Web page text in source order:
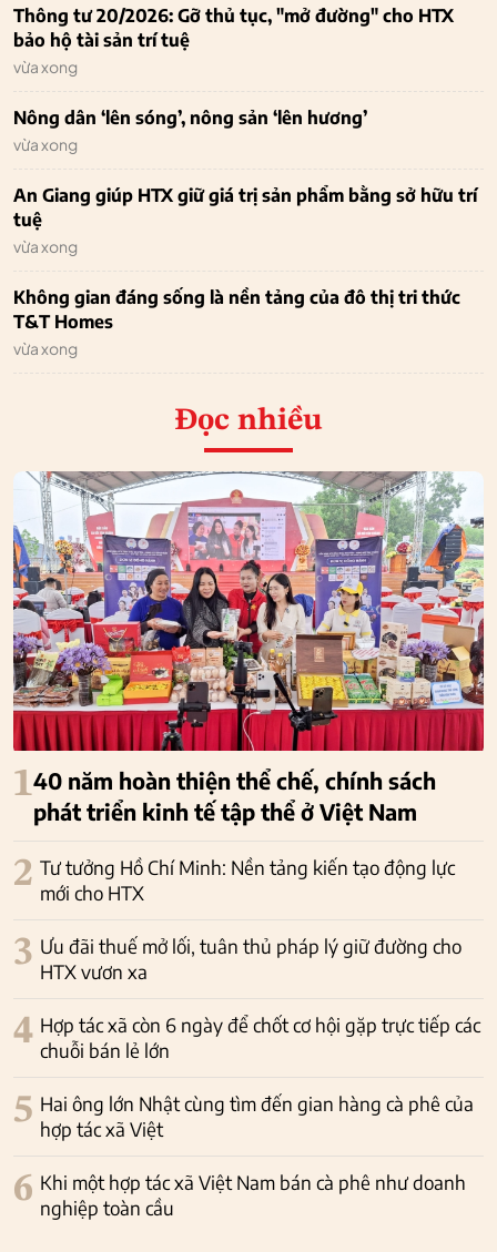
Thông tư 20/2026: Gỡ thủ tục, "mở đường" cho HTX
bảo hộ tài sản trí tuệ
vừa xong
Nông dân ‘lên sóng’, nông sản ‘lên hương’
vừa xong
An Giang giúp HTX giữ giá trị sản phẩm bằng sở hữu trí
tuệ
vừa xong
Không gian đáng sống là nền tảng của đô thị tri thức
T&T Homes
vừa xong
Đọc nhiều
140 năm hoàn thiện thể chế, chính sách
phát triển kinh tế tập thể ở Việt Nam
2 Tư tưởng Hồ Chí Minh: Nền tảng kiến tạo động lực
mới cho HTX
3 Ưu đãi thuế mở lối, tuân thủ pháp lý giữ đường cho
HTX vươn xa
4 Hợp tác xã còn 6 ngày để chốt cơ hội gặp trực tiếp các
chuỗi bán lẻ lớn
5 Hai ông lớn Nhật cùng tìm đến gian hàng cà phê của
hợp tác xã Việt
6 Khi một hợp tác xã Việt Nam bán cà phê như doanh
nghiệp toàn cầu